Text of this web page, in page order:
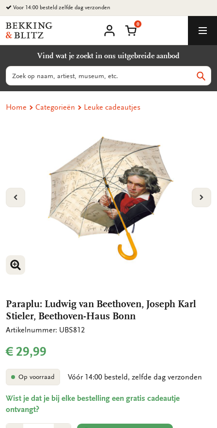
Ga
naar
content
Voor 14:00 besteld zelfde dag verzonden
Bekking
&
B.V.
account
Winkelmand
0
Vind wat je zoekt in ons uitgebreide aanbod
Zoeken
Home Categorieën Leuke cadeautjes
VORIGE
VERGROOT AFBEELDING
VERGROOT AFBEELDING
Paraplu: Ludwig van Beethoven, Joseph Karl
Stieler, Beethoven-Haus Bonn
Artikelnummer: UBS812
€ 29,99
Op voorraad Vóór 14:00 besteld, zelfde dag verzonden
Wist je dat je bij elke bestelling een gratis cadeautje
ontvangt?